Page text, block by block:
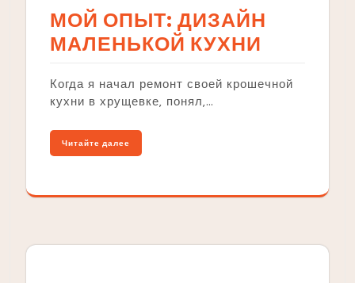
МОЙ ОПЫТ: ДИЗАЙН
МАЛЕНЬКОЙ КУХНИ
Когда я начал ремонт своей крошечной
кухни в хрущевке‚ понял‚…
Читайте далее